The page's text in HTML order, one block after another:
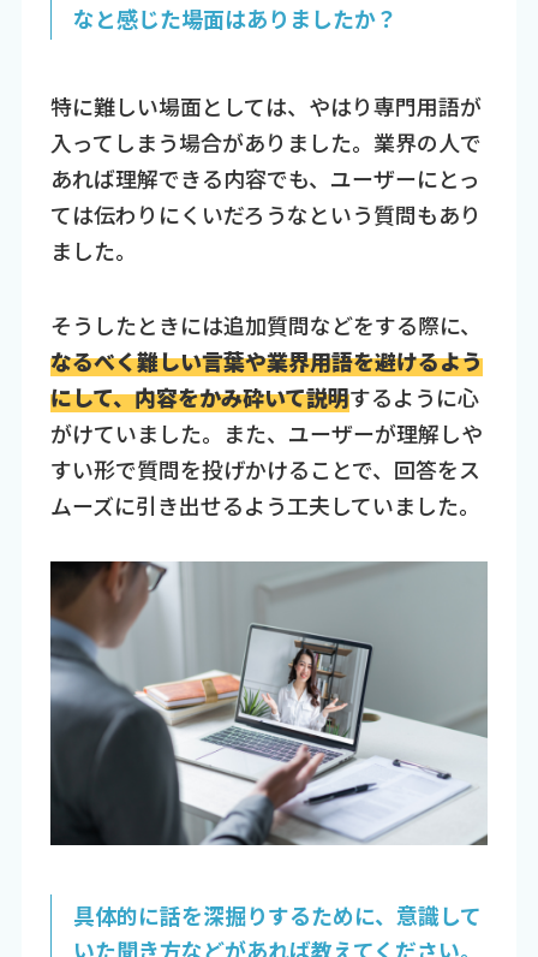
なと感じた場面はありましたか？
特に難しい場面としては、やはり専門用語が
入ってしまう場合がありました。業界の人で
あれば理解できる内容でも、ユーザーにとっ
ては伝わりにくいだろうなという質問もあり
ました。
そうしたときには追加質問などをする際に、
なるべく難しい言葉や業界用語を避けるよう
にして、内容をかみ砕いて説明するように心
がけていました。また、ユーザーが理解しや
すい形で質問を投げかけることで、回答をス
ムーズに引き出せるよう工夫していました。
具体的に話を深掘りするために、意識して
いた聞き方などがあれば教えてください。